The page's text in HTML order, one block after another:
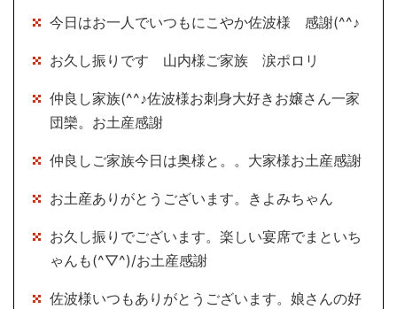
今日はお一人でいつもにこやか佐波様 感謝(^^♪
お久し振りです 山内様ご家族 涙ポロリ
仲良し家族(^^♪佐波様お刺身大好きお嬢さん一家
団欒。お土産感謝
仲良しご家族今日は奥様と。。大家様お土産感謝
お土産ありがとうございます。きよみちゃん
お久し振りでございます。楽しい宴席でまといち
ゃんも(^▽^)/お土産感謝
佐波様いつもありがとうございます。娘さんの好